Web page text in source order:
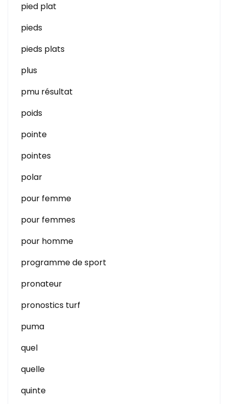
pied plat
pieds
pieds plats
plus
pmu résultat
poids
pointe
pointes
polar
pour femme
pour femmes
pour homme
programme de sport
pronateur
pronostics turf
puma
quel
quelle
quinte